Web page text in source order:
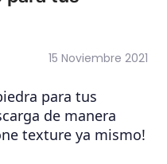
15 Noviembre 2021
para tus
de manera
texture ya mismo!